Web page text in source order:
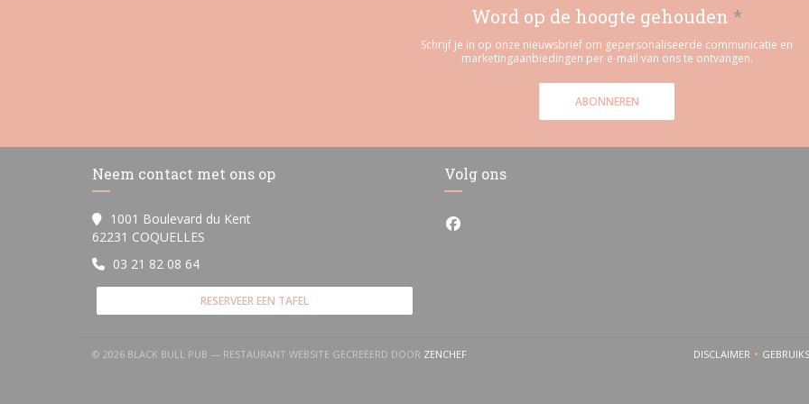
Word op de hoogte gehouden *
Schrijf je in op onze nieuwsbrief om gepersonaliseerde communicatie en
marketingaanbiedingen per e-mail van ons te ontvangen.
ABONNEREN
Neem contact met ons op
1001 Boulevard du Kent
62231 COQUELLES
03 21 82 08 64
RESERVEER EEN TAFEL
Volg ons
Facebook ((opent in een nieuw venster))
© 2026 BLACK BULL PUB — RESTAURANT WEBSITE GECREËERD DOOR ZENCHEF((OPENT IN EEN NIEUW VENSTER)) DISCLAIMER((OPENT IN EEN